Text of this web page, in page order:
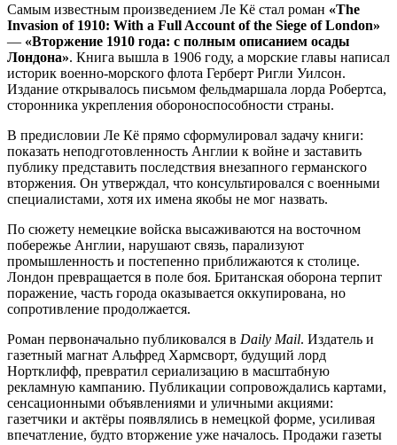
Самым известным произведением Ле Кё стал роман «The
Invasion of 1910: With a Full Account of the Siege of London»
— «Вторжение 1910 года: с полным описанием осады
Лондона». Книга вышла в 1906 году, а морские главы написал
историк военно-морского флота Герберт Ригли Уилсон.
Издание открывалось письмом фельдмаршала лорда Робертса,
сторонника укрепления обороноспособности страны.
В предисловии Ле Кё прямо сформулировал задачу книги:
показать неподготовленность Англии к войне и заставить
публику представить последствия внезапного германского
вторжения. Он утверждал, что консультировался с военными
специалистами, хотя их имена якобы не мог назвать.
По сюжету немецкие войска высаживаются на восточном
побережье Англии, нарушают связь, парализуют
промышленность и постепенно приближаются к столице.
Лондон превращается в поле боя. Британская оборона терпит
поражение, часть города оказывается оккупирована, но
сопротивление продолжается.
Роман первоначально публиковался в Daily Mail. Издатель и
газетный магнат Альфред Хармсворт, будущий лорд
Нортклифф, превратил сериализацию в масштабную
рекламную кампанию. Публикации сопровождались картами,
сенсационными объявлениями и уличными акциями:
газетчики и актёры появлялись в немецкой форме, усиливая
впечатление, будто вторжение уже началось. Продажи газеты